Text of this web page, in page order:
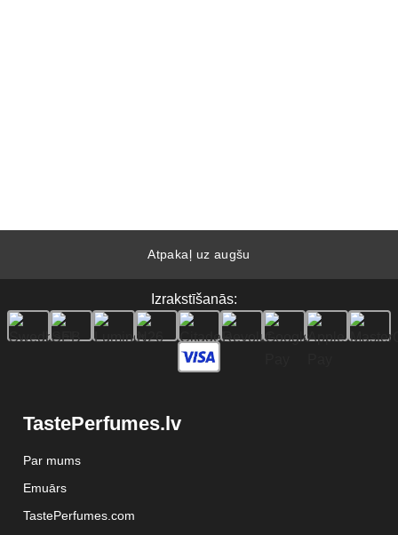
Atpakaļ uz augšu
Izrakstīšanās:
TastePerfumes.lv
Par mums
Emuārs
TastePerfumes.com